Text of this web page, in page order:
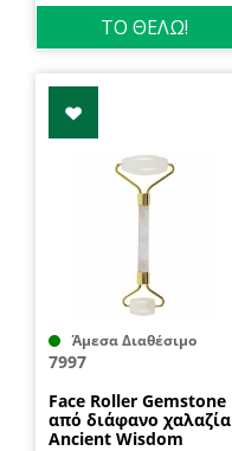
ΤΟ ΘΕΛΩ!
Άμεσα Διαθέσιμο
7997
Face Roller Gemstone
από διάφανο χαλαζία
Ancient Wisdom